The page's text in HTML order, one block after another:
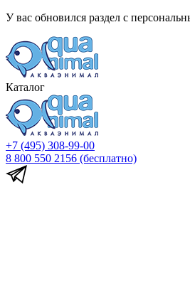
У вас обновился раздел с
Каталог
+7 (495) 308-99-00
8 800 550 2156 (бесплатно)